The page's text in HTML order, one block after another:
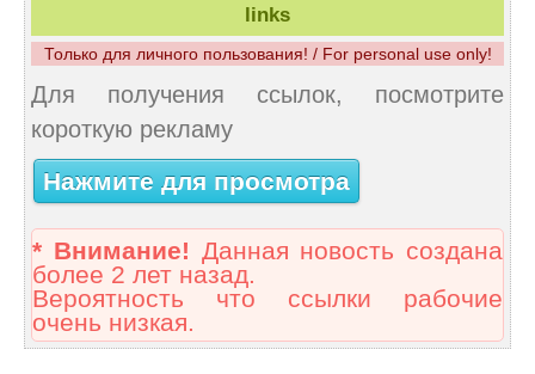
links
Только для личного пользования! / For personal use only!
Для получения ссылок, посмотрите
короткую рекламу
Нажмите для просмотра
* Внимание! Данная новость создана
более 2 лет назад.
Вероятность что ссылки рабочие
очень низкая.